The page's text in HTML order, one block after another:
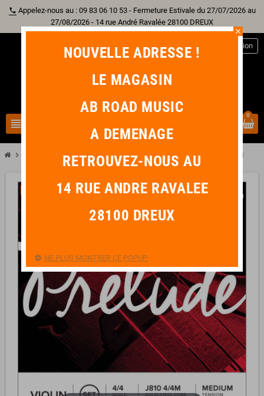
phone Appelez-nous au : 09 83 06 10 53 - Fermeture Estivale du 27/07/2026 au
27/08/2026 - 14 rue André Ravalée 28100 DREUX
view_headline
Connexion
0
chevron_right Autre Instrumentchevron_right D'ADDARIO PRELUDE J810 VIOLON 4/4 MEDIUM
close
NOUVELLE ADRESSE !
LE MAGASIN
AB ROAD MUSIC
A DEMENAGE
RETROUVEZ-NOUS AU
14 RUE ANDRE RAVALEE
28100 DREUX
NE PLUS MONTRER CE POPUP.